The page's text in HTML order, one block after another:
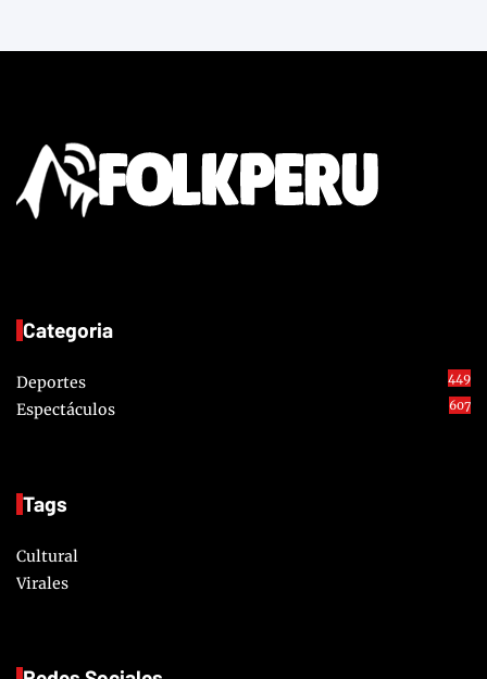
Categoria
Deportes 449
Espectáculos 607
Tags
Cultural
Virales